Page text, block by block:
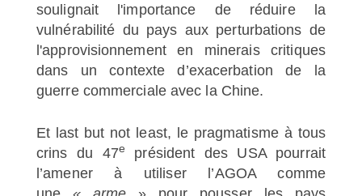
soulignait l'importance de réduire la
vulnérabilité du pays aux perturbations de
l'approvisionnement en minerais critiques
dans un contexte d’exacerbation de la
guerre commerciale avec la Chine.
Et last but not least, le pragmatisme à tous
crins du 47e
président des USA pourrait
l’amener à utiliser l’AGOA comme